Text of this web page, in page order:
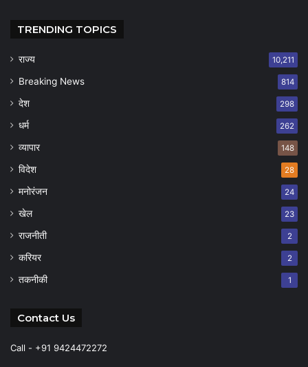
TRENDING TOPICS
राज्य 10,211
Breaking News 814
देश 298
धर्म 262
व्यापार 148
विदेश 28
मनोरंजन 24
खेल 23
राजनीती 2
करियर 2
तकनीकी 1
Contact Us
Call - +91 9424472272